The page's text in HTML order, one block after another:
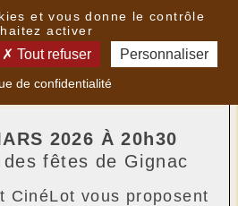
LE CHANT DES FORÊTS "
2026 À 20h30
fêtes de Gignac
CinéLot vous proposent
et vous donne le contrôle
activer
Tout refuser Personnaliser
de confidentialité